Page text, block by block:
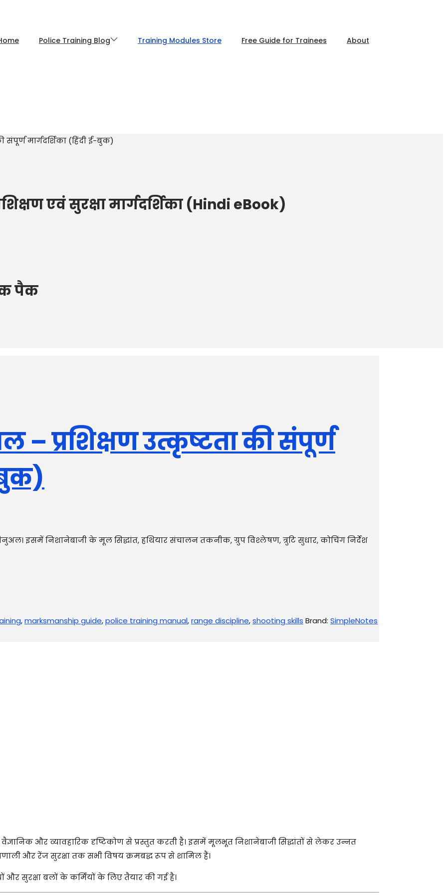
Police Training Blog Training Modules Store Free Guide for Trainees About
मार्गदर्शिका (हिंदी ई-बुक)
एवं सुरक्षा मार्गदर्शिका (Hindi eBook)
पैक
प्रशिक्षण उत्कृष्टता की संपूर्ण
बुक)
इसमें निशानेबाजी के मूल सिद्धांत, हथियार संचालन तकनीक, ग्रुप विश्लेषण, त्रुटि सुधार, कोचिंग निर्देश
,marksmanship guide,police training manual,range discipline,shooting skills Brand: SimpleNotes
और व्यावहारिक दृष्टिकोण से प्रस्तुत करती है। इसमें मूलभूत निशानेबाजी सिद्धांतों से लेकर उन्नत
और रेंज सुरक्षा तक सभी विषय क्रमबद्ध रूप से शामिल हैं।
और सुरक्षा बलों के कर्मियों के लिए तैयार की गई है।